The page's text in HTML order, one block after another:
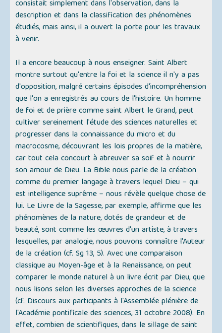
consistait simplement dans l'observation, dans la
description et dans la classification des phénomènes
étudiés, mais ainsi, il a ouvert la porte pour les travaux
à venir.
Il a encore beaucoup à nous enseigner. Saint Albert
montre surtout qu'entre la foi et la science il n'y a pas
d'opposition, malgré certains épisodes d'incompréhension
que l'on a enregistrés au cours de l'histoire. Un homme
de foi et de prière comme saint Albert le Grand, peut
cultiver sereinement l'étude des sciences naturelles et
progresser dans la connaissance du micro et du
macrocosme, découvrant les lois propres de la matière,
car tout cela concourt à abreuver sa soif et à nourrir
son amour de Dieu. La Bible nous parle de la création
comme du premier langage à travers lequel Dieu – qui
est intelligence suprême – nous révèle quelque chose de
lui. Le Livre de la Sagesse, par exemple, affirme que les
phénomènes de la nature, dotés de grandeur et de
beauté, sont comme les œuvres d'un artiste, à travers
lesquelles, par analogie, nous pouvons connaître l'Auteur
de la création (cf. Sg 13, 5). Avec une comparaison
classique au Moyen-âge et à la Renaissance, on peut
comparer le monde naturel à un livre écrit par Dieu, que
nous lisons selon les diverses approches de la science
(cf. Discours aux participants à l'Assemblée plénière de
l'Académie pontificale des sciences, 31 octobre 2008). En
effet, combien de scientifiques, dans le sillage de saint